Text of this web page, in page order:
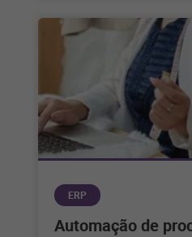
ERP
Automação de